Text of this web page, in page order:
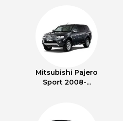
Mitsubishi Pajero
Sport 2008-...